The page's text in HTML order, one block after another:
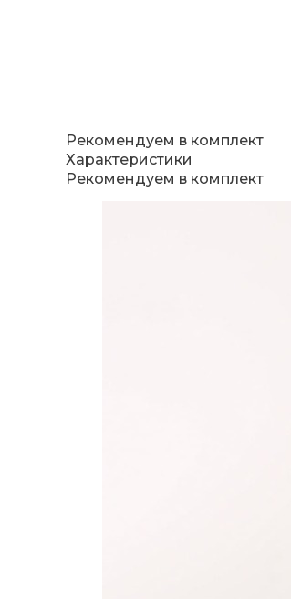
Рекомендуем в комплект
Характеристики
Рекомендуем в комплект